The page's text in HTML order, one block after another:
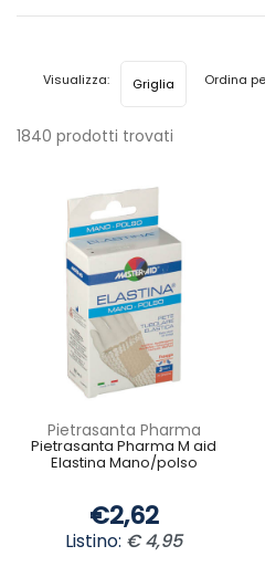
1840 prodotti trovati
Visualizza: Ordina
Pietrasanta Pharma
Pietrasanta Pharma M aid
Elastina Mano/polso
€2,62
Listino: € 4,95